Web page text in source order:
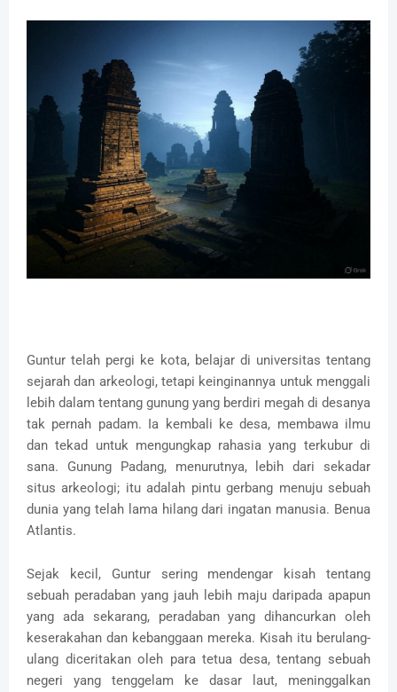
Guntur telah pergi ke kota, belajar di universitas tentang
sejarah dan arkeologi, tetapi keinginannya untuk menggali
lebih dalam tentang gunung yang berdiri megah di desanya
tak pernah padam. Ia kembali ke desa, membawa ilmu
dan tekad untuk mengungkap rahasia yang terkubur di
sana. Gunung Padang, menurutnya, lebih dari sekadar
situs arkeologi; itu adalah pintu gerbang menuju sebuah
dunia yang telah lama hilang dari ingatan manusia. Benua
Atlantis.
Sejak kecil, Guntur sering mendengar kisah tentang
sebuah peradaban yang jauh lebih maju daripada apapun
yang ada sekarang, peradaban yang dihancurkan oleh
keserakahan dan kebanggaan mereka. Kisah itu berulang-
ulang diceritakan oleh para tetua desa, tentang sebuah
negeri yang tenggelam ke dasar laut, meninggalkan